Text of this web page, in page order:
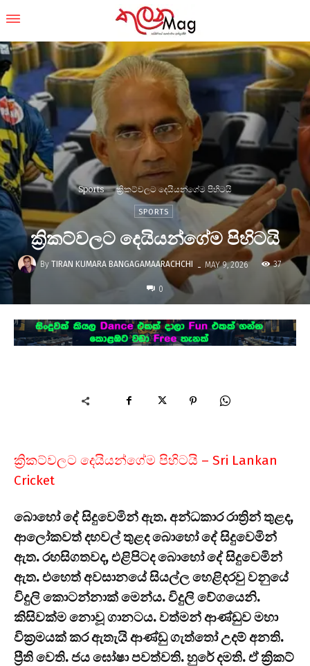
Sports ක්‍රිකට්වලට දෙයියන්ගේම පිහිටයි
SPORTS
ක්‍රිකට්වලට දෙයියන්ගේම පිහිටයි
By TIRAN KUMARA BANGAGAMAARACHCHI - MAY 9, 2026 37
0
ක්‍රිකට්වලට දෙයියන්ගේම පිහිටයි – Sri Lankan
Cricket
බොහෝ දේ සිදුවෙමින් ඇත. අන්ධකාර රාත්‍රින් තුළද,
ආලෝකවත් දහවල් තුළද බොහෝ දේ සිදුවෙමින්
ඇත. රහසිගතවද, එළිපිටද බොහෝ දේ සිදුවෙමින්
ඇත. එහෙත් අවසානයේ සියල්ල හෙළිදරවු වනුයේ
විදුලි කොටන්නාක් මෙන්ය. විදුලි වේගයෙනි.
කිසිවක්ම නොවූ ගානටය. වත්මන් ආණ්ඩුව මහා
වික්‍රමයක් කර ඇතැයි ආණ්ඩු ගැත්තෝ උදම් අනති.
ප්‍රීති වෙති. ජය ඝෝෂා පවත්වති. හුරේ දමති. ඒ ක්‍රිකට්